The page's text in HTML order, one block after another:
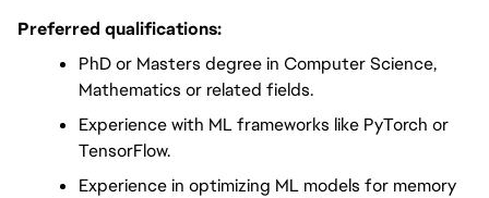
Preferred qualifications:
PhD or Masters degree in Computer Science,
Mathematics or related fields.
Experience with ML frameworks like PyTorch or
TensorFlow.
Experience in optimizing ML models for memory